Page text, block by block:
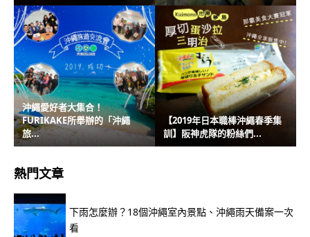
沖繩愛好者大集合！
FURIKAKE所舉辦的「沖繩
旅...
【2019年日本職棒沖繩春季集
訓】阪神虎隊的粉絲們...
熱門文章
下雨怎麼辦？18個沖繩室內景點、沖繩雨天備案一次
看